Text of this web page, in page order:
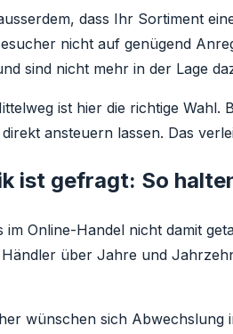
dass Ihr Sortiment
nicht auf genügend
sind nicht mehr in der Lage
ist hier die richtige
ansteuern lassen. Das
ist gefragt: So
im Online-Handel nicht damit
über Jahre und
wünschen sich